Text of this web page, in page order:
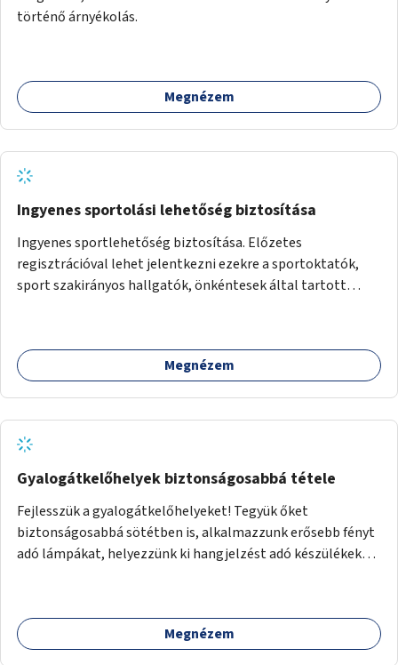
történő árnyékolás.
Megnézem
Ingyenes sportolási lehetőség biztosítása
Ingyenes sportlehetőség biztosítása. Előzetes
regisztrációval lehet jelentkezni ezekre a sportoktatók,
sport szakirányos hallgatók, önkéntesek által tartott
Megnézem
Gyalogátkelőhelyek biztonságosabbá tétele
Fejlesszük a gyalogátkelőhelyeket! Tegyük őket
biztonságosabbá sötétben is, alkalmazzunk erősebb fényt
adó lámpákat, helyezzünk ki hangjelzést adó készülékeket
Megnézem